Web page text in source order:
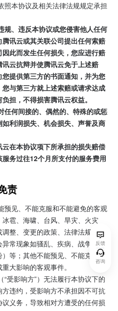
照本协议及相关法律法规规定承担
规、违反本协议或您侵害他人任何
讯云或其关联公司提出任何索赔
此而发生任何损失，您应进行赔
云抗辩并使腾讯云免于上述赔
提供第三方的书面通知，并为您
与第三方就上述索赔或请求达成
担，不得损害腾讯云权益。
任何间接的、偶然的、特殊的或惩
利润损失、机会损失、声誉及商
在本协议项下所承担的损失赔偿
务过往12个月所支付的服务费用
责
预见、不能克服和不能避免的客观
雹、海啸、台风、旱灾、火灾
整、变更的政策、法律法规、指
常现象如骚乱、疾病、战争、罢
等；其他不能预见、不能克服并
大影响的客观事件。
受影响方”）无法履行本协议下的
违约，受影响方不承担因不可抗
义务，导致相对方遭受的任何损
反馈
咨询